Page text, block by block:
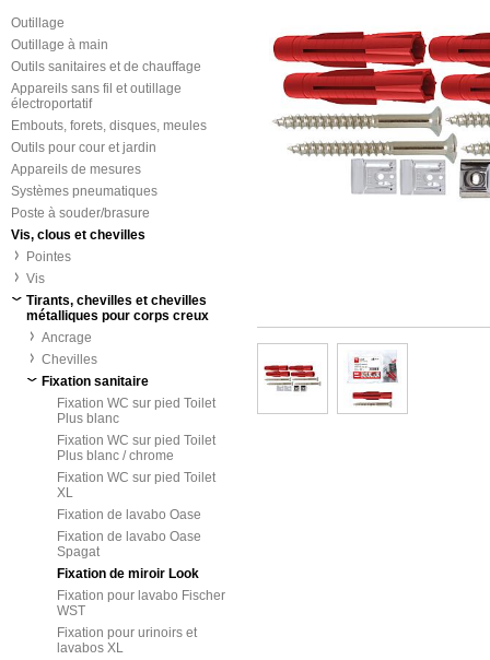
Outillage
Outillage à main
Outils sanitaires et de chauffage
Appareils sans fil et outillage
électroportatif
Embouts, forets, disques, meules
Outils pour cour et jardin
Appareils de mesures
Systèmes pneumatiques
Poste à souder/brasure
Vis, clous et chevilles
Pointes
Vis
Tirants, chevilles et chevilles
métalliques pour corps creux
Ancrage
Chevilles
Fixation sanitaire
Fixation WC sur pied Toilet
Plus blanc
Fixation WC sur pied Toilet
Plus blanc / chrome
Fixation WC sur pied Toilet
XL
Fixation de lavabo Oase
Fixation de lavabo Oase
Spagat
Fixation de miroir Look
Fixation pour lavabo Fischer
WST
Fixation pour urinoirs et
lavabos XL